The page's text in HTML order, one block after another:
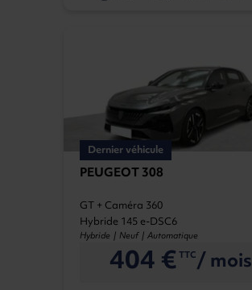
Dernier véhicule
PEUGEOT 308
GT + Caméra 360
Hybride 145 e-DSC6
Hybride | Neuf | Automatique
404 €TTC/ mois